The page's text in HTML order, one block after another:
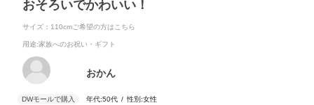
おそろいでかわいい！
サイズ：110cmご希望の方はこちら
用途:家族へのお祝い・ギフト
おかん
年代:50代 性別:女性